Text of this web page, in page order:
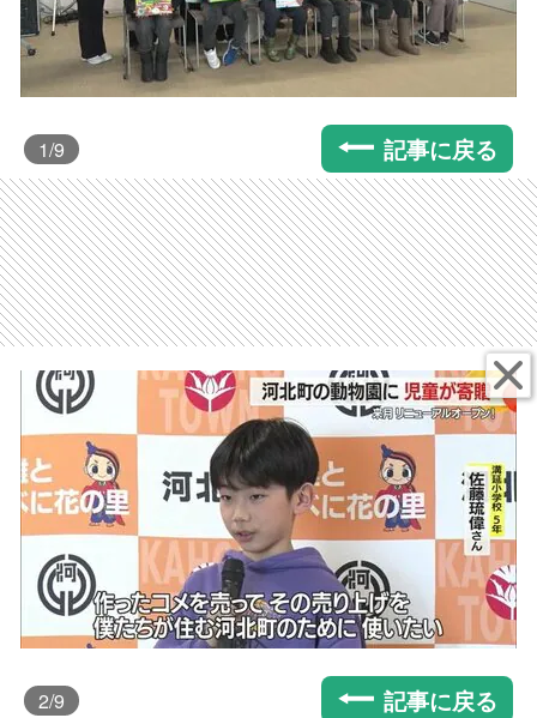
1/9 記事に戻る
2/9 記事に戻る